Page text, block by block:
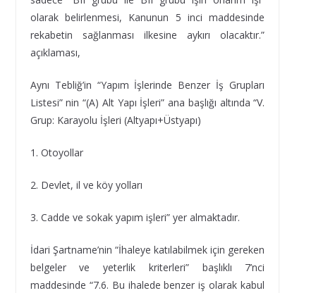
olarak belirlenmesi, Kanunun 5 inci maddesinde
rekabetin sağlanması ilkesine aykırı olacaktır.”
açıklaması,
Aynı Tebliğ’in “Yapım İşlerinde Benzer İş Grupları
Listesi” nin “(A) Alt Yapı İşleri” ana başlığı altında “V.
Grup: Karayolu İşleri (Altyapı+Üstyapı)
1. Otoyollar
2. Devlet, il ve köy yolları
3. Cadde ve sokak yapım işleri” yer almaktadır.
İdari Şartname’nin “İhaleye katılabilmek için gereken
belgeler ve yeterlik kriterleri” başlıklı 7’nci
maddesinde “7.6. Bu ihalede benzer iş olarak kabul